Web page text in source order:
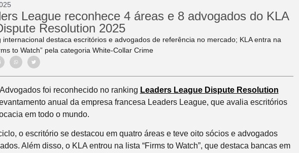
League reconhece 4 áreas e 8 advogados do KLA
Resolution 2025
internacional destaca escritórios e advogados de referência no mercado; KLA entra na
to Watch” pela categoria White-Collar Crime
foi reconhecido no ranking Leaders League Dispute Resolution
anual da empresa francesa Leaders League, que avalia escritórios
em todo o mundo.
o escritório se destacou em quatro áreas e teve oito sócios e advogados
Além disso, o KLA entrou na lista “Firms to Watch”, que destaca bancas em